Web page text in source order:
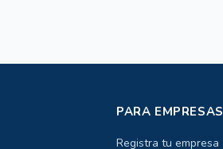
PARA EMPRESAS
Registra tu empresa